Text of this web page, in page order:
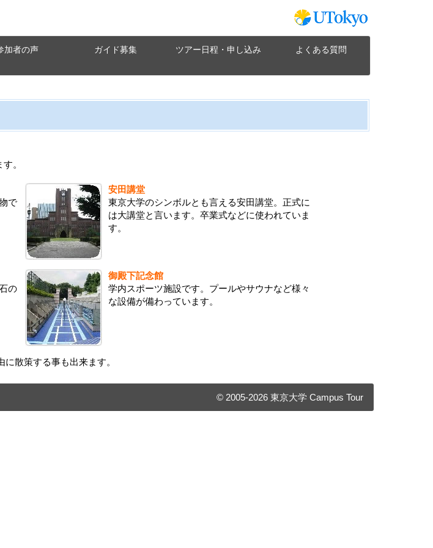
加者の声 ガイド募集 ツアー日程・申し込み よくある質問
。
で
安田講堂
東京大学のシンボルとも言える安田講堂。正式に
は大講堂と言います。卒業式などに使われていま
す。
の
御殿下記念館
学内スポーツ施設です。プールやサウナなど様々
な設備が備わっています。
散策する事も出来ます。
© 2005-2026 東京大学 Campus Tour